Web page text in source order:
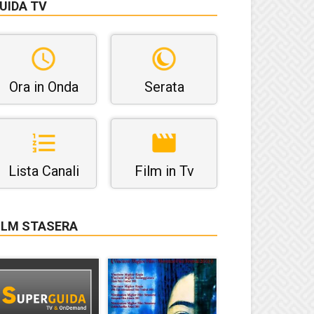
TV
Ora in Onda Serata
Lista Canali Film in Tv
STASERA